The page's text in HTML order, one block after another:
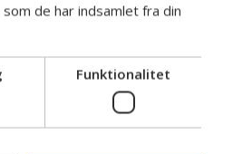
2025
de har indsamlet fra din
Funktionalitet